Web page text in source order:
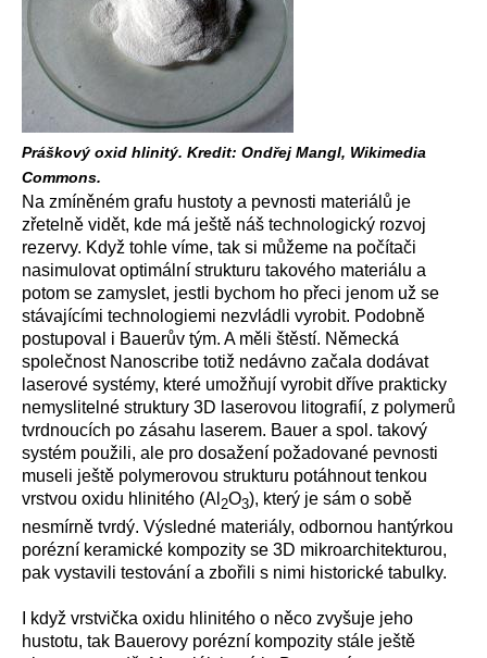
Práškový oxid hlinitý. Kredit: Ondřej Mangl, Wikimedia
Commons.
Na zmíněném grafu hustoty a pevnosti materiálů je
zřetelně vidět, kde má ještě náš technologický rozvoj
rezervy. Když tohle víme, tak si můžeme na počítači
nasimulovat optimální strukturu takového materiálu a
potom se zamyslet, jestli bychom ho přeci jenom už se
stávajícími technologiemi nezvládli vyrobit. Podobně
postupoval i Bauerův tým. A měli štěstí. Německá
společnost Nanoscribe totiž nedávno začala dodávat
laserové systémy, které umožňují vyrobit dříve prakticky
nemyslitelné struktury 3D laserovou litografií, z polymerů
tvrdnoucích po zásahu laserem. Bauer a spol. takový
systém použili, ale pro dosažení požadované pevnosti
museli ještě polymerovou strukturu potáhnout tenkou
vrstvou oxidu hlinitého (Al 2O3), který je sám o sobě
nesmírně tvrdý. Výsledné materiály, odbornou hantýrkou
porézní keramické kompozity se 3D mikroarchitekturou,
pak vystavili testování a zbořili s nimi historické tabulky.
I když vrstvička oxidu hlinitého o něco zvyšuje jeho
hustotu, tak Bauerovy porézní kompozity stále ještě